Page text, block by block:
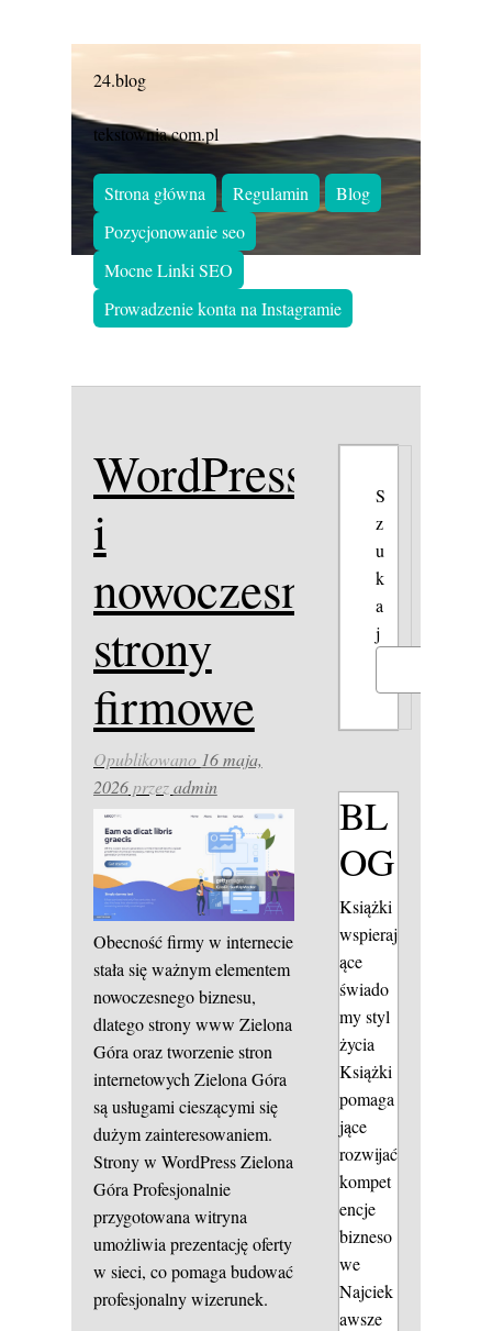
24.blog
tekstownia.com.pl
Strona główna Regulamin
Blog
Pozycjonowanie seo
Mocne Linki SEO
Prowadzenie konta na Instagramie
WordPress
i
nowoczesne
strony
firmowe
Opublikowano 16 maja,
2026przezadmin
Obecność firmy w internecie
stała się ważnym elementem
nowoczesnego biznesu,
dlatego strony www Zielona
Góra oraz tworzenie stron
internetowych Zielona Góra
są usługami cieszącymi się
dużym zainteresowaniem.
Strony w WordPress Zielona
Góra Profesjonalnie
przygotowana witryna
umożliwia prezentację oferty
w sieci, co pomaga budować
profesjonalny wizerunek.
S
z
u
k
a
j
BL
OG
Książki
wspieraj
ące
świado
my styl
życia
Książki
pomaga
jące
rozwijać
kompet
encje
bizneso
we
Najciek
awsze